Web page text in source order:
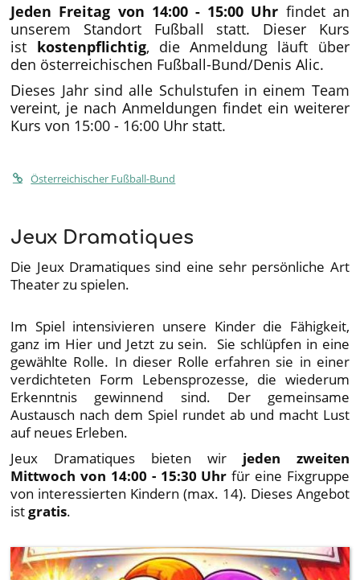
Jeden Freitag von 14:00 - 15:00 Uhr findet an
unserem Standort Fußball statt. Dieser Kurs
ist kostenpflichtig, die Anmeldung läuft über
den österreichischen Fußball-Bund/Denis Alic.
Dieses Jahr sind alle Schulstufen in einem Team
vereint, je nach Anmeldungen findet ein weiterer
Kurs von 15:00 - 16:00 Uhr statt.
Österreichischer Fußball-Bund
Jeux Dramatiques
Die Jeux Dramatiques sind eine sehr persönliche Art
Theater zu spielen.
Im Spiel intensivieren unsere Kinder die Fähigkeit,
ganz im Hier und Jetzt zu sein. Sie schlüpfen in eine
gewählte Rolle. In dieser Rolle erfahren sie in einer
verdichteten Form Lebensprozesse, die wiederum
Erkenntnis gewinnend sind. Der gemeinsame
Austausch nach dem Spiel rundet ab und macht Lust
auf neues Erleben.
Jeux Dramatiques bieten wirjeden zweiten
Mittwoch von 14:00 - 15:30 Uhrfür eine Fixgruppe
von interessierten Kindern (max. 14). Dieses Angebot
istgratis.